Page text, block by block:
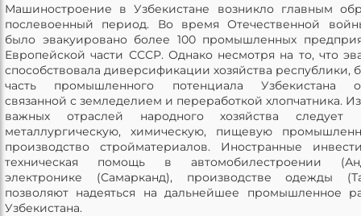
Машиностроение в Узбекистане возникло главным
послевоенный период. Во время Отечественной
было эвакуировано более 100 промышленных
Европейской части СССР. Однако несмотря на то, что
способствовала диверсификации хозяйства республики,
часть промышленного потенциала Узбекистана
связанной с земледелием и переработкой хлопчатника.
важных отраслей народного хозяйства следует
металлургическую, химическую, пищевую
производство стройматериалов. Иностранные
техническая помощь в автомобилестроении
электронике (Самарканд), производстве одежды
позволяют надеяться на дальнейшее промышленное
Узбекистана.